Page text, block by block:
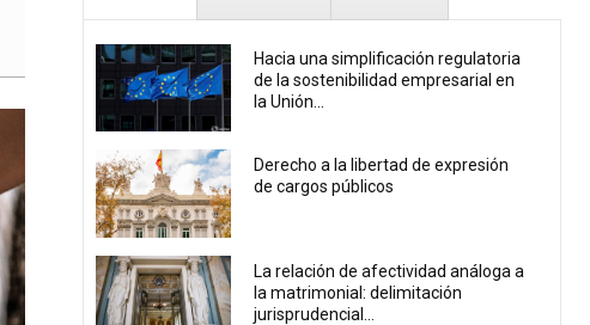
Hacia una simplificación regulatoria
de la sostenibilidad empresarial en
la Unión...
Derecho a la libertad de expresión
de cargos públicos
La relación de afectividad análoga a
la matrimonial: delimitación
jurisprudencial...